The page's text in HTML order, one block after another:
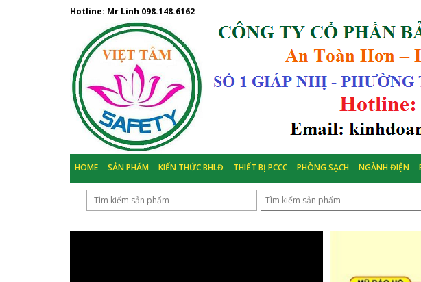
Hotline: Mr Linh 098.148.6162
HOME SẢN PHẨM KIẾN THỨC BHLĐ THIẾT BỊ PCCC PHÒNG SẠCH NGÀNH ĐIỆN